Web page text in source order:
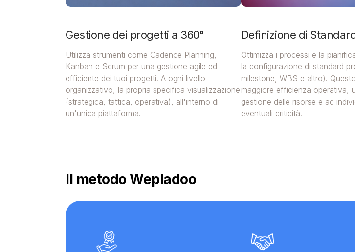
Gestione dei progetti a 360°
Utilizza strumenti come Cadence Planning,
Kanban e Scrum per una gestione agile ed
efficiente dei tuoi progetti. A ogni livello
organizzativo, la propria specifica visualizzazione
(strategica, tattica, operativa), all'interno di
un'unica piattaforma.
Definizione di
Ottimizza i processi e la
la configurazione di standard
milestone, WBS e altro).
maggiore efficienza operativa,
gestione delle risorse e ad
eventuali criticità.
Il metodo Wepladoo